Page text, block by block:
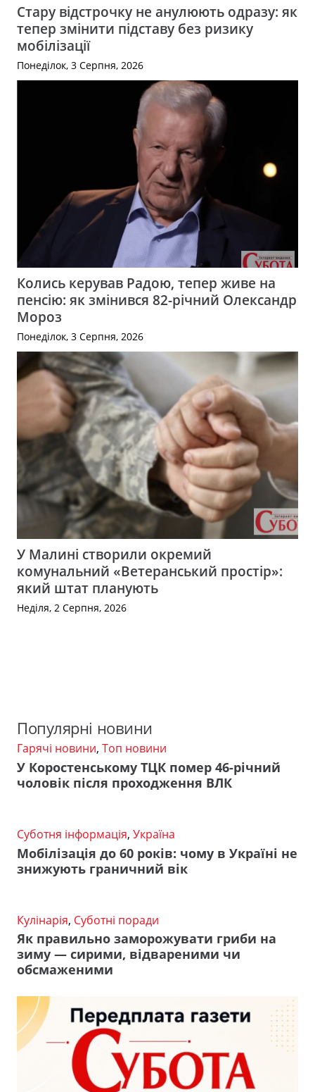
Стару відстрочку не анулюють одразу: як
тепер змінити підставу без ризику
мобілізації
Понеділок, 3 Серпня, 2026
Колись керував Радою, тепер живе на
пенсію: як змінився 82-річний Олександр
Мороз
Понеділок, 3 Серпня, 2026
У Малині створили окремий
комунальний «Ветеранський простір»:
який штат планують
Неділя, 2 Серпня, 2026
Популярні новини
Гарячі новини, Топ новини
У Коростенському ТЦК помер 46-річний
чоловік після проходження ВЛК
Суботня інформація, Україна
Мобілізація до 60 років: чому в Україні не
знижують граничний вік
Кулінарія, Суботні поради
Як правильно заморожувати гриби на
зиму — сирими, відвареними чи
обсмаженими